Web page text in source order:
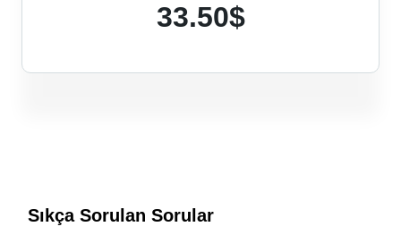
33.50$
Sıkça Sorulan Sorular